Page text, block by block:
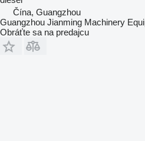
Čína, Guangzhou
Guangzhou Jianming Machinery
Obráťte sa na predajcu